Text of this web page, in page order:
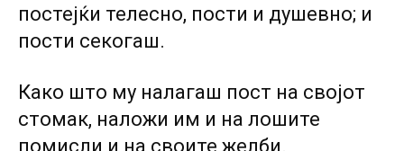
постејќи телесно, пости и душевно; и
пости секогаш.
Како што му налагаш пост на својот
стомак, наложи им и на лошите
помисли и на своите желби.